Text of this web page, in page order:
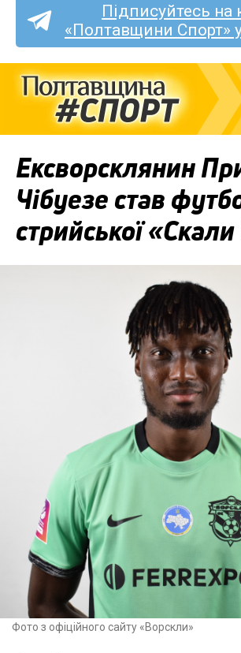
Підписуйтесь на
«Полтавщини Спорт»
Ексворсклянин
Чібуезе став
стрийської «Скали
Фото з офіційного сайту «Ворскли»